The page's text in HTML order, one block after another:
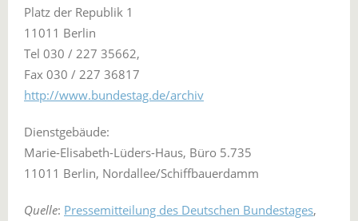
Platz der Republik 1
11011 Berlin
Tel 030 / 227 35662,
Fax 030 / 227 36817
http://www.bundestag.de/archiv
Dienstgebäude:
Marie-Elisabeth-Lüders-Haus, Büro 5.735
11011 Berlin, Nordallee/Schiffbauerdamm
Quelle: Pressemitteilung des Deutschen Bundestages,